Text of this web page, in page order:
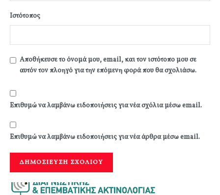
Ιστότοπος
Αποθήκευσε το όνομά μου, email, και τον ιστότοπο μου σε
αυτόν τον πλοηγό για την επόμενη φορά που θα σχολιάσω.
Επιθυμώ να λαμβάνω ειδοποιήσεις για νέα σχόλια μέσω email.
Επιθυμώ να λαμβάνω ειδοποιήσεις για νέα άρθρα μέσω email.